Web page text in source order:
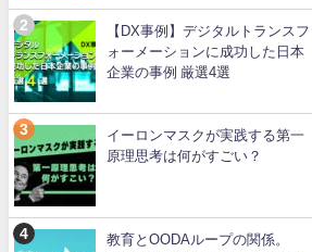
【DX事例】デジタルトランスフ
ォーメーションに成功した日本
企業の事例 厳選4選
イーロンマスクが実践する第一
原理思考は何がすごい？
教育とOODAループの関係。